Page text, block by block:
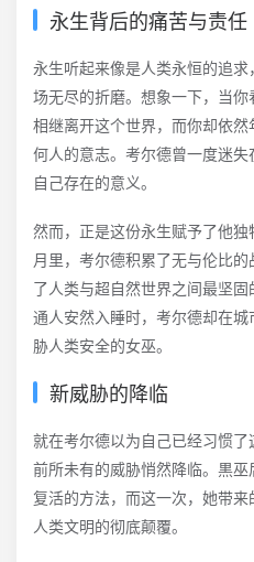
永生背后的痛苦与责任
永生听起来像是人类永恒的追
场无尽的折磨。想象一下，当
相继离开这个世界，而你却依
何人的意志。考尔德曾一度迷
自己存在的意义。
然而，正是这份永生赋予了他
月里，考尔德积累了无与伦比
了人类与超自然世界之间最坚
通人安然入睡时，考尔德却在
胁人类安全的女巫。
新威胁的降临
就在考尔德以为自己已经习惯
前所未有的威胁悄然降临。黒
复活的方法，而这一次，她带
人类文明的彻底颠覆。